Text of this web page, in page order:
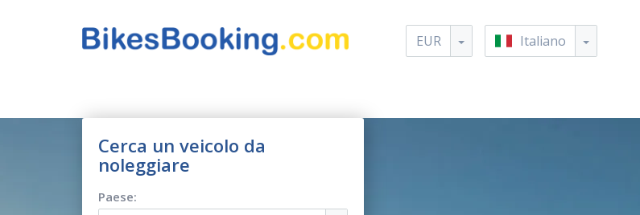
EUR Italiano
Cerca un veicolo da
noleggiare
Paese: